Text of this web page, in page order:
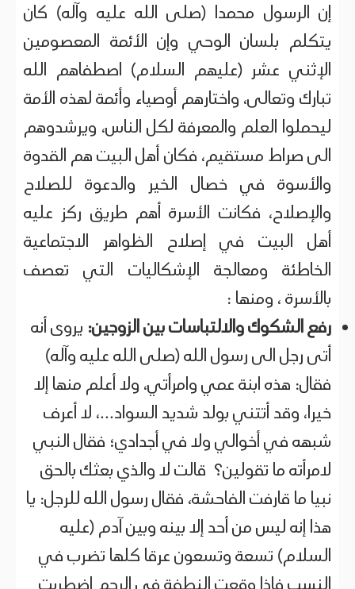
إن الرسول محمدا (صلى الله عليه وآله) كان
يتكلم بلسان الوحي وإن الأئمة المعصومين
الإثني عشر (عليهم السلام) اصطفاهم الله
تبارك وتعالى، واختارهم أوصياء وأئمة لهذه الأمة
ليحملوا العلم والمعرفة لكل الناس، ويرشدوهم
الى صراط مستقيم، فكان أهل البيت هم القدوة
والأسوة في خصال الخير والدعوة للصلاح
والإصلاح، فكانت الأسرة أهم طريق ركز عليه
أهل البيت في إصلاح الظواهر الاجتماعية
الخاطئة ومعالجة الإشكاليات التي تعصف
بالأسرة ، ومنها :
رفع الشكوك والالتباسات بين الزوجين: يروى أنه
أتى رجل الى رسول الله (صلى الله عليه وآله)
فقال: هذه ابنة عمي وامرأتي، ولا أعلم منها إلا
خيرا، وقد أتتني بولد شديد السواد...، لا أعرف
شبهه في أخوالي ولا في أجدادي؛ فقال النبي
لامرأته ما تقولين؟ قالت لا والذي بعثك بالحق
نبيا ما قارفت الفاحشة، فقال رسول الله للرجل: يا
هذا إنه ليس من أحد إلا بينه وبين آدم (عليه
السلام) تسعة وتسعون عرقا كلها تضرب في